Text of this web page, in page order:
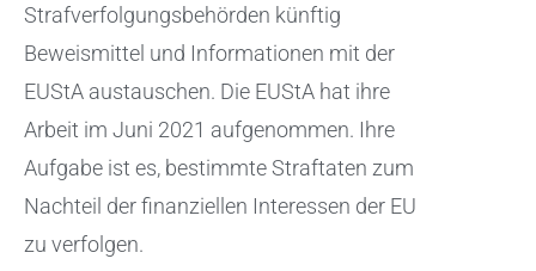
Strafverfolgungsbehörden künftig
Beweismittel und Informationen mit der
EUStA austauschen. Die EUStA hat ihre
Arbeit im Juni 2021 aufgenommen. Ihre
Aufgabe ist es, bestimmte Straftaten zum
Nachteil der finanziellen Interessen der EU
zu verfolgen.